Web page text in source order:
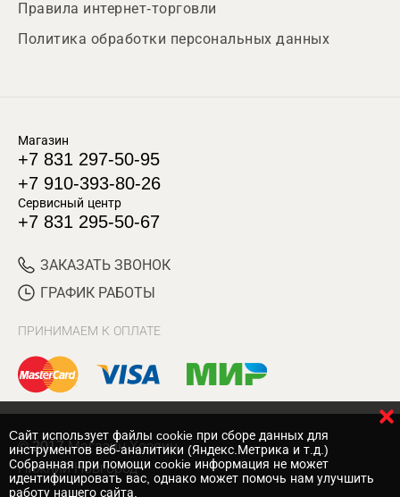
Правила интернет-торговли
Политика обработки персональных данных
Магазин
+7 831 297-50-95
+7 910-393-80-26
Сервисный центр
+7 831 295-50-67
ЗАКАЗАТЬ ЗВОНОК
ГРАФИК РАБОТЫ
ПРИНИМАЕМ К ОПЛАТЕ
© 2017 Магазин Хозяин
Нижний Новгород
Cайт использует файлы cookie при сборе данных для
инструментов веб-аналитики (Яндекс.Метрика и т.д.)
Собранная при помощи cookie информация не может
идентифицировать вас, однако может помочь нам улучшить
работу нашего сайта.